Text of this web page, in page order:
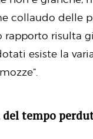
collaudo delle
rapporto risulta
esiste la
del tempo